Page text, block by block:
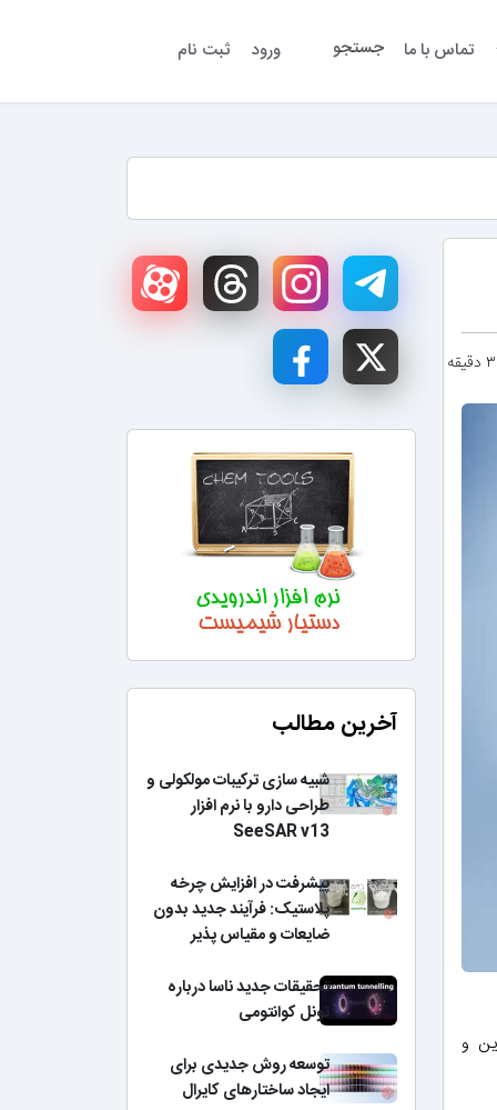
تماس با ما جستجو ورود ثبت نام
و
آخرین مطالب
شبیه سازی ترکیبات مولکولی و
طراحی دارو با نرم افزار
SeeSAR v13
پیشرفت در افزایش چرخه
پلاستیک: فرآیند جدید بدون
ضایعات و مقیاس پذیر
تحقیقات جدید ناسا درباره
تونل کوانتومی
توسعه روش جدیدی برای
ایجاد ساختارهای کایرال